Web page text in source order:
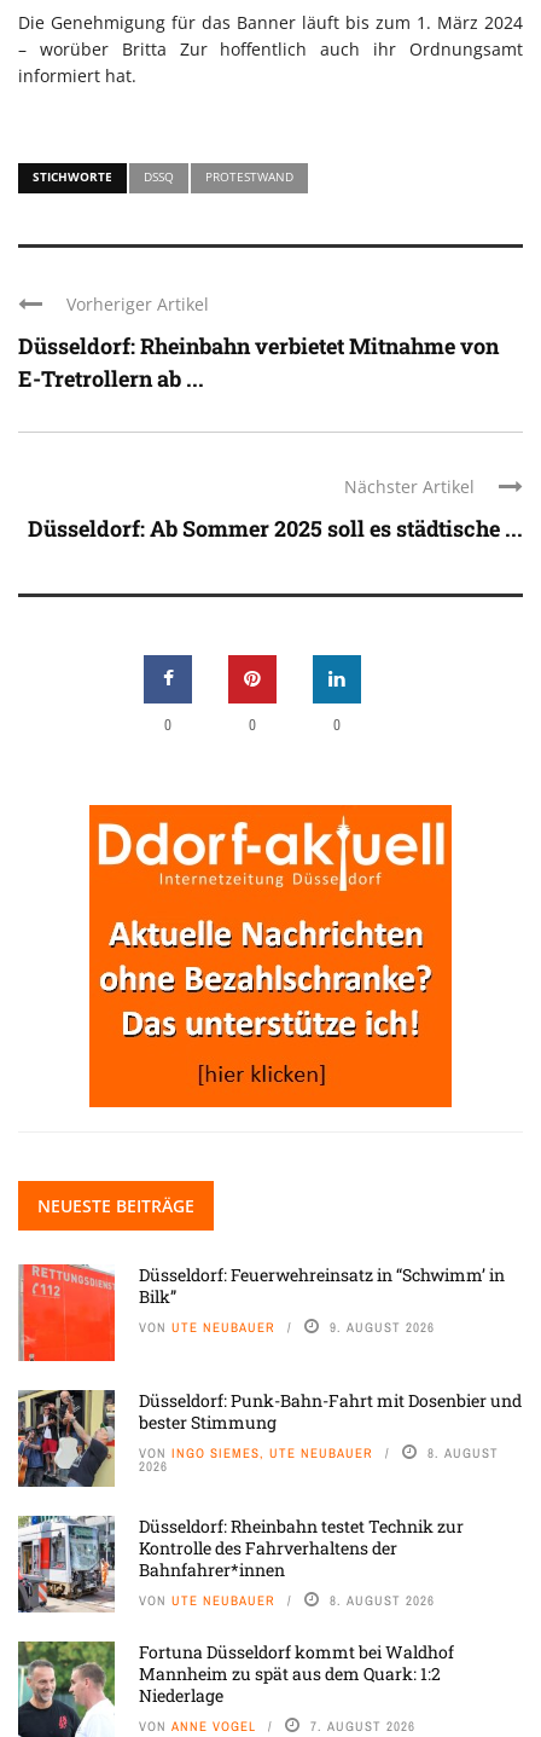
Die Genehmigung für das Banner läuft bis zum 1. März 2024
– worüber Britta Zur hoffentlich auch ihr Ordnungsamt
informiert hat.
STICHWORTE DSSQ PROTESTWAND
Vorheriger Artikel
Düsseldorf: Rheinbahn verbietet Mitnahme von
E-Tretrollern ab ...
Nächster Artikel
Düsseldorf: Ab Sommer 2025 soll es städtische ...
0 0 0
NEUESTE BEITRÄGE
Düsseldorf: Feuerwehreinsatz in “Schwimm’ in
Bilk”
VON UTE NEUBAUER 9. AUGUST 2026
Düsseldorf: Punk-Bahn-Fahrt mit Dosenbier und
bester Stimmung
VON INGO SIEMES, UTE NEUBAUER 8. AUGUST
2026
Düsseldorf: Rheinbahn testet Technik zur
Kontrolle des Fahrverhaltens der
Bahnfahrer*innen
VON UTE NEUBAUER 8. AUGUST 2026
Fortuna Düsseldorf kommt bei Waldhof
Mannheim zu spät aus dem Quark: 1:2
Niederlage
VON ANNE VOGEL 7. AUGUST 2026